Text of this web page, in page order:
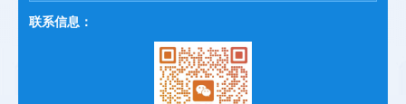
联系信息：